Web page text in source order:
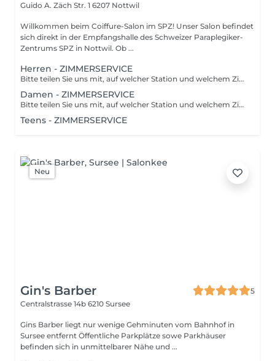
Guido A. Zäch Str. 1 6207 Nottwil
Willkommen beim Coiffure-Salon im SPZ! Unser Salon befindet
sich direkt in der Empfangshalle des Schweizer Paraplegiker-
Zentrums SPZ in Nottwil. Ob ...
Herren - ZIMMERSERVICE
Bitte teilen Sie uns mit, auf welcher Station und welchem Zimmer Sie sind. Sie können die Info ganz einfach am Schluss der online Buchung in die Bemerkung schreiben.
Damen - ZIMMERSERVICE
Bitte teilen Sie uns mit, auf welcher Station und welchem Zimmer Sie sind. Sie können die Info ganz einfach am Schluss der online Buchung in die Bemerkung schreiben.
Teens - ZIMMERSERVICE
Neu
Gin's Barber
5
Centralstrasse 14b 6210 Sursee
Gins Barber liegt nur wenige Gehminuten vom Bahnhof in
Sursee entfernt Öffentliche Parkplätze sowe Parkhäuser
befinden sich in unmittelbarer Nähe und ...